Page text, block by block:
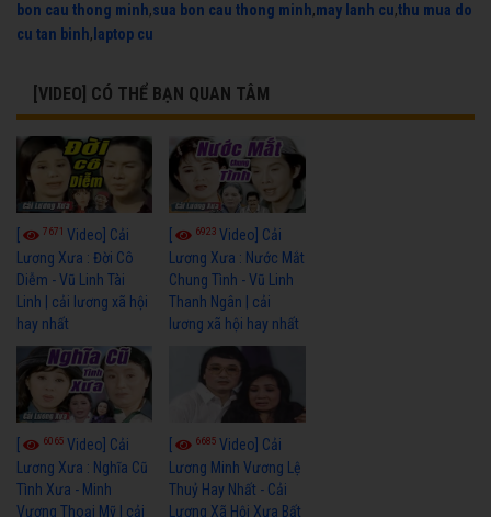
bon cau thong minh,sua bon cau thong minh,may lanh cu,thu mua do
cu tan binh, laptop cu
[VIDEO] CÓ THỂ BẠN QUAN TÂM
7671 Video] Cải
Lương Xưa : Đời Cô
Diễm - Vũ Linh Tài
Linh | cải lương xã hội
hay nhất
6923Video] Cải
Lương Xưa : Nước Mắt
Chung Tình - Vũ Linh
Thanh Ngân | cải
lương xã hội hay nhất
6065 Video] Cải
Lương Xưa : Nghĩa Cũ
Tình Xưa - Minh
Vương Thoại Mỹ | cải
6685Video] Cải
Lương Minh Vương Lệ
Thuỷ Hay Nhất - Cải
Lương Xã Hội Xưa Bất